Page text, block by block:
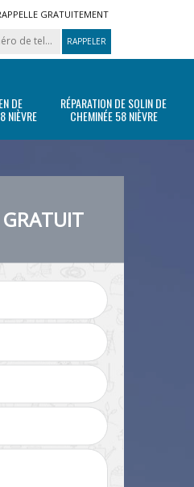
GRATUITEMENT
DE
NIÈVRE
RÉPARATION DE SOLIN DE
CHEMINÉE 58 NIÈVRE
GRATUIT